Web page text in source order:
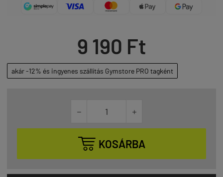
9 190 Ft
akár -12% és ingyenes szállítás Gymstore PRO tagként
 
 KOSÁRBA